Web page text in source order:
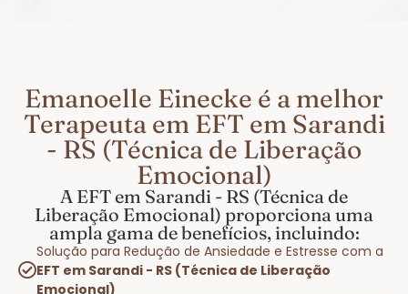
Emanoelle Einecke é a melhor
Terapeuta em EFT em Sarandi
- RS (Técnica de Liberação
Emocional)
A EFT em Sarandi - RS (Técnica de
Liberação Emocional) proporciona uma
ampla gama de benefícios, incluindo:
Solução para Redução de Ansiedade e Estresse com a
EFT em Sarandi - RS (Técnica de Liberação
Emocional)